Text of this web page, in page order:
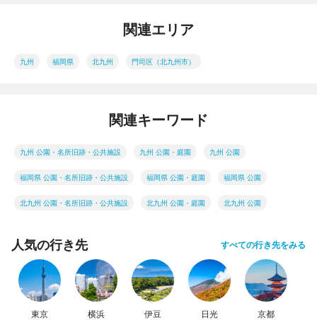
関連エリア
九州 福岡県 北九州 門司区（北九州市）
関連キーワード
九州 公園・名所旧跡・公共施設 九州 公園・庭園 九州 公園
福岡県 公園・名所旧跡・公共施設 福岡県 公園・庭園 福岡県 公園
北九州 公園・名所旧跡・公共施設 北九州 公園・庭園 北九州 公園
人気の行き先 すべての行き先をみる
東京 横浜 伊豆 日光 京都